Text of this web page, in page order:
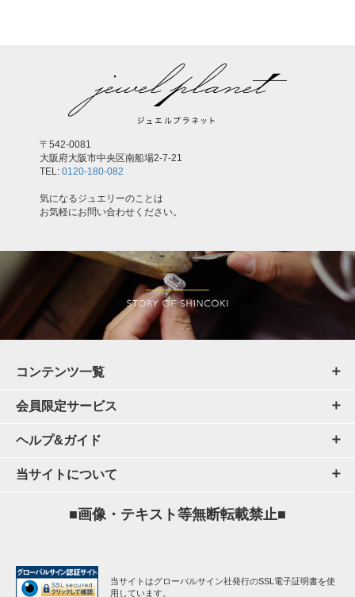
〒542-0081
大阪府大阪市中央区南船場2-7-21
TEL: 0120-180-082
気になるジュエリーのことは
お気軽にお問い合わせください。
コンテンツ一覧
会員限定サービス
ヘルプ&ガイド
当サイトについて
■画像・テキスト等無断転載禁止■
当サイトはグローバルサイン社発行のSSL電子証明書を使
用しています。